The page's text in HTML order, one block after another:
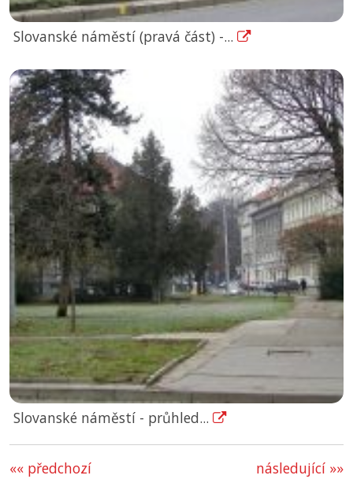
Slovanské náměstí (pravá část) -...
Slovanské náměstí - průhled...
«« předchozí následující »»